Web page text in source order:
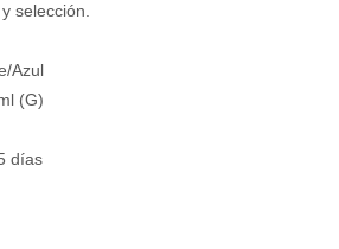
selección.
Azul
(G)
días